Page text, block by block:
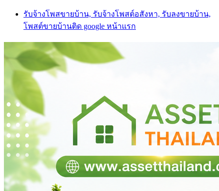
Skip
content
รับจ้างโพสขายบ้าน, รับจ้างโพสต์อสังหา, รับลงขายบ้าน,
โพสต์ขายบ้านติด google หน้าแรก